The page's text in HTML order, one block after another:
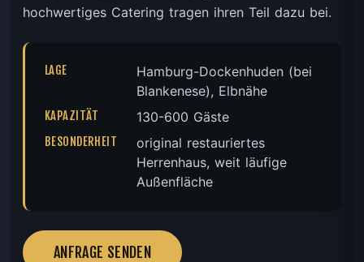
hochwertiges Catering tragen ihren Teil dazu bei.
LAGE
Hamburg-Dockenhuden (bei
Blankenese), Elbnähe
KAPAZITÄT 130-600 Gäste
BESONDERHEIT
original restauriertes
Herrenhaus, weit läufige
Außenfläche
ANFRAGE SENDEN